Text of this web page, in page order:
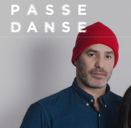
LES LIEUX PARTENAIRES